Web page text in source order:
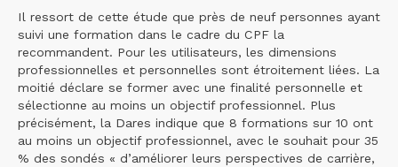
Il ressort de cette étude que près de neuf personnes ayant
suivi une formation dans le cadre du CPF la
recommandent. Pour les utilisateurs, les dimensions
professionnelles et personnelles sont étroitement liées. La
moitié déclare se former avec une finalité personnelle et
sélectionne au moins un objectif professionnel. Plus
précisément, la Dares indique que 8 formations sur 10 ont
au moins un objectif professionnel, avec le souhait pour 35
% des sondés « d’améliorer leurs perspectives de carrière,